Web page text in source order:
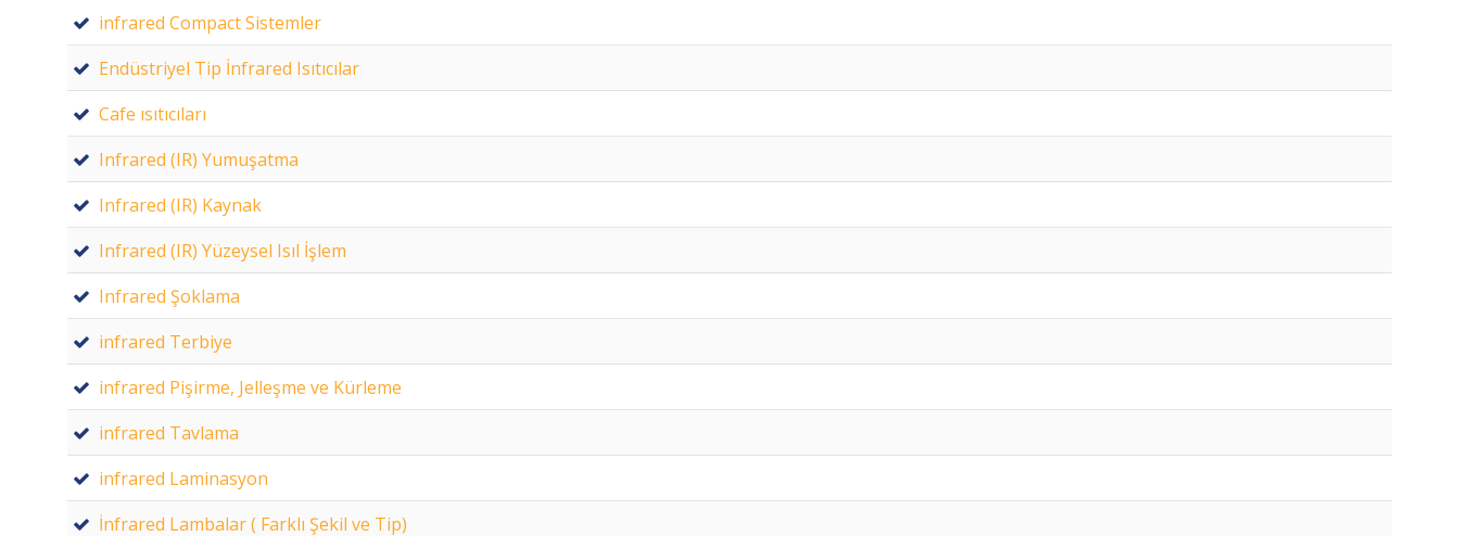
infrared Compact Sistemler
Endüstriyel Tip İnfrared Isıtıcılar
Cafe ısıtıcıları
Infrared (IR) Yumuşatma
Infrared (IR) Kaynak
Infrared (IR) Yüzeysel Isıl İşlem
Infrared Şoklama
infrared Terbiye
infrared Pişirme, Jelleşme ve Kürleme
infrared Tavlama
infrared Laminasyon
İnfrared Lambalar ( Farklı Şekil ve Tip)